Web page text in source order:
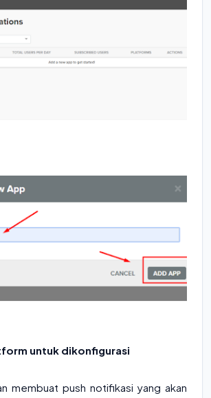
untuk dikonfigurasi
membuat push notifikasi yang akan